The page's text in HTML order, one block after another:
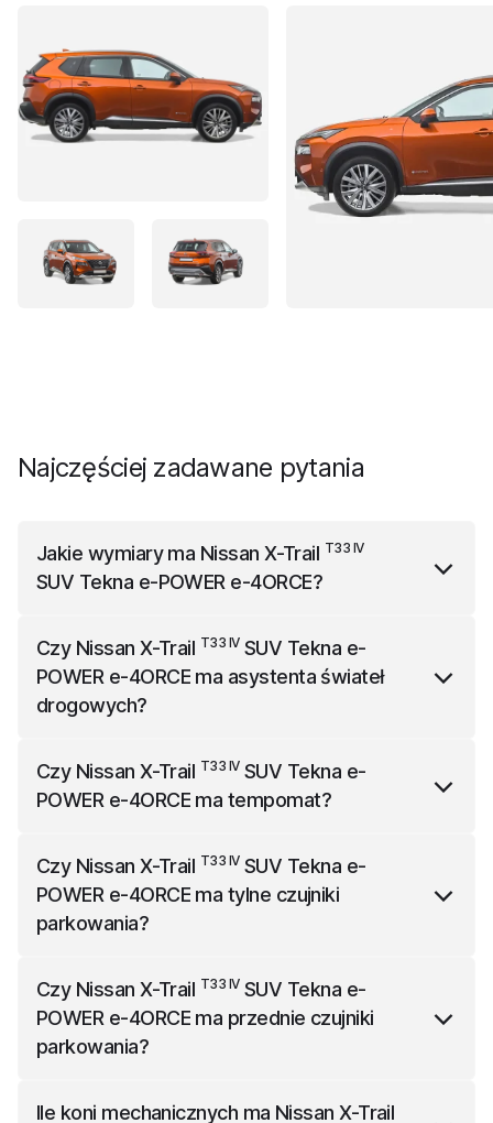
Najczęściej zadawane pytania
Jakie wymiary ma Nissan X-Trail T33 IV
SUV Tekna e-POWER e-4ORCE?
ma 4680 mm długości, 2065 mm szerokości (z
lusterkami) i 1725 mm wysokości.
Czy Nissan X-Trail T33 IVSUV Tekna e-
POWER e-4ORCEma asystenta świateł
drogowych?
nie ma asystenta świateł drogowych.
Czy Nissan X-Trail T33 IVSUV Tekna e-
POWER e-4ORCEma tempomat?
nie ma tempomatu.
Czy Nissan X-Trail T33 IVSUV Tekna e-
POWER e-4ORCEma tylne czujniki
parkowania?
ma w standardzie tylne czujniki parkowania.
Czy Nissan X-Trail T33 IVSUV Tekna e-
POWER e-4ORCEma przednie czujniki
parkowania?
Ile koni mechanicznych ma Nissan X-Trail